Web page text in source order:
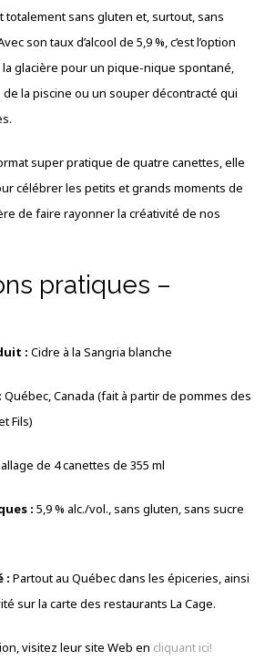
totalement sans gluten et, surtout, sans
son taux d’alcool de 5,9 %, c’est l’option
glacière pour un pique-nique spontané,
la piscine ou un souper décontracté qui
.
super pratique de quatre canettes, elle
célébrer les petits et grands moments de
de faire rayonner la créativité de nos
pratiques –
: Cidre à la Sangria blanche
Québec, Canada (fait à partir de pommes des
Fils)
de 4 canettes de 355 ml
: 5,9 % alc./vol., sans gluten, sans sucre
: Partout au Québec dans les épiceries, ainsi
sur la carte des restaurants La Cage.
visitez leur site Web en cliquant ici!